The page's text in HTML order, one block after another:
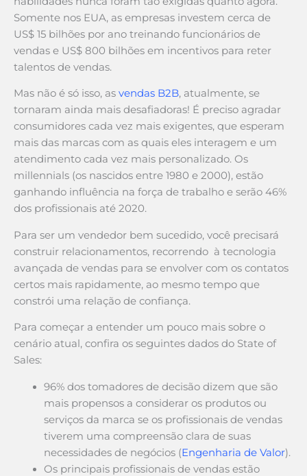
Somente nos EUA, as empresas investem cerca de
US$ 15 bilhões por ano treinando funcionários de
vendas e US$ 800 bilhões em incentivos para reter
talentos de vendas.
Mas não é só isso, as vendas B2B, atualmente, se
tornaram ainda mais desafiadoras! É preciso agradar
consumidores cada vez mais exigentes, que esperam
mais das marcas com as quais eles interagem e um
atendimento cada vez mais personalizado. Os
millennials (os nascidos entre 1980 e 2000), estão
ganhando influência na força de trabalho e serão 46%
dos profissionais até 2020.
Para ser um vendedor bem sucedido, você precisará
construir relacionamentos, recorrendo à tecnologia
avançada de vendas para se envolver com os contatos
certos mais rapidamente, ao mesmo tempo que
constrói uma relação de confiança.
Para começar a entender um pouco mais sobre o
cenário atual, confira os seguintes dados do State of
Sales:
96% dos tomadores de decisão dizem que são
mais propensos a considerar os produtos ou
serviços da marca se os profissionais de vendas
tiverem uma compreensão clara de suas
necessidades de negócios (Engenharia de Valor).
Os principais profissionais de vendas estão